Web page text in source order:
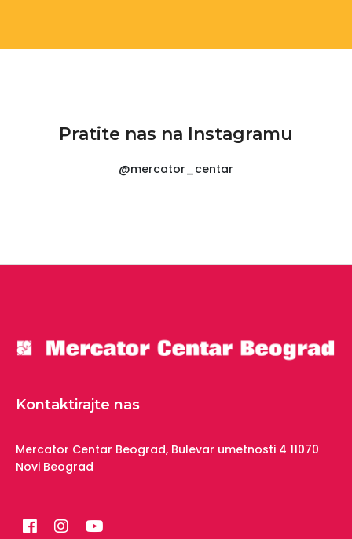
Pratite nas na Instagramu
@mercator_centar
Kontaktirajte nas
Mercator Centar Beograd, Bulevar umetnosti 4 11070
Novi Beograd